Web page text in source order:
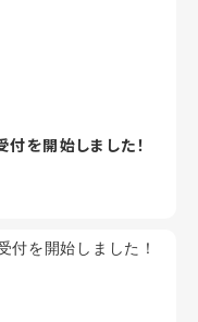
を開始しました！